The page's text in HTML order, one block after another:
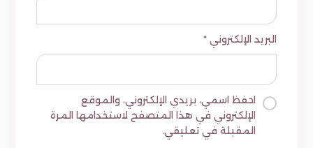
البريد الإلكتروني*
احفظ اسمي، بريدي الإلكتروني، والموقع
الإلكتروني في هذا المتصفح لاستخدامها المرة
المقبلة في تعليقي.